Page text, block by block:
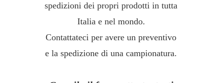
spedizioni dei propri prodotti in tutta
Italia e nel mondo.
Contattateci per avere un preventivo
e la spedizione di una campionatura.